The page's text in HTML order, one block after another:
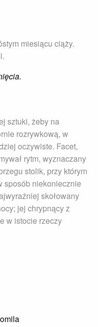
miesiącu ciąży.
sztuki, żeby na
rozrywkową, w
oczywiste. Facet,
rytm, wyznaczany
stolik, przy którym
sposób niekoniecznie
skołowany
jej chrypnący z
w istocie rzeczy